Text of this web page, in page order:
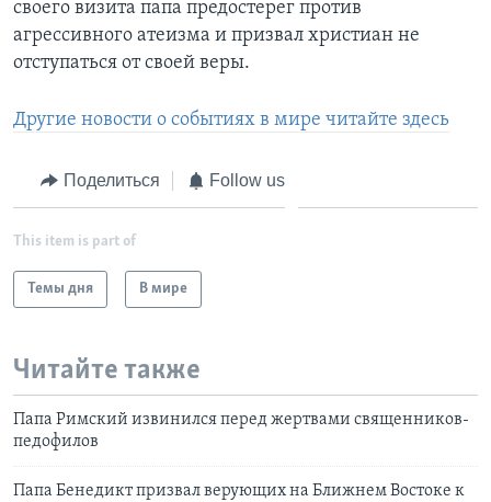
своего визита папа предостерег против
агрессивного атеизма и призвал христиан не
отступаться от своей веры.
Другие новости о событиях в мире читайте здесь
Поделиться Follow us
This item is part of
Темы дня В мире
Читайте также
Папа Римский извинился перед жертвами священников-
педофилов
Папа Бенедикт призвал верующих на Ближнем Востоке к